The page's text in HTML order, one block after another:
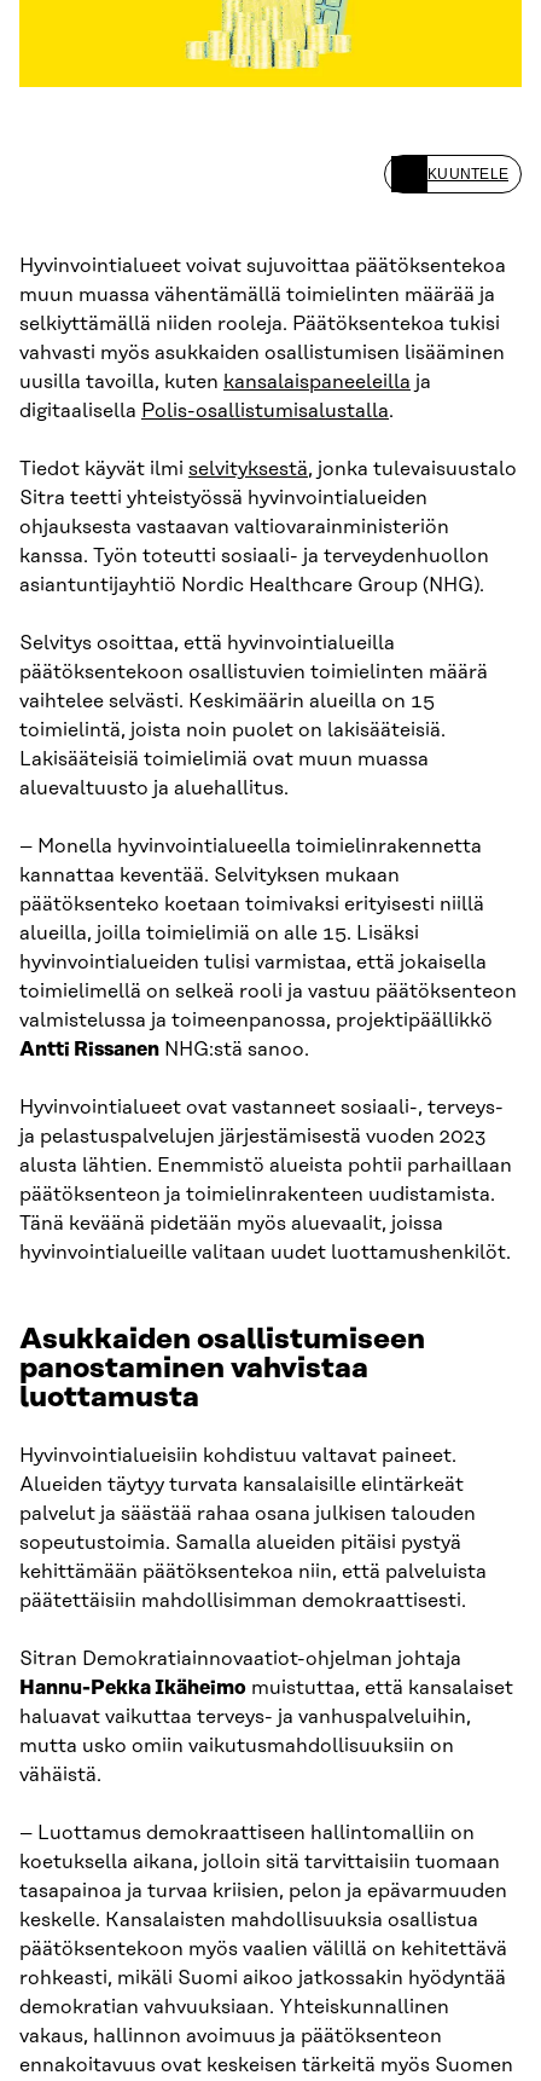
KUUNTELE
Hyvinvointialueet voivat sujuvoittaa päätöksentekoa
muun muassa vähentämällä toimielinten määrää ja
selkiyttämällä niiden rooleja. Päätöksentekoa tukisi
vahvasti myös asukkaiden osallistumisen lisääminen
uusilla tavoilla, kuten kansalaispaneeleilla ja
digitaalisella Polis-osallistumisalustalla.
Tiedot käyvät ilmi selvityksestä, jonka tulevaisuustalo
Sitra teetti yhteistyössä hyvinvointialueiden
ohjauksesta vastaavan valtiovarainministeriön
kanssa. Työn toteutti sosiaali- ja terveydenhuollon
asiantuntijayhtiö Nordic Healthcare Group (NHG).
Selvitys osoittaa, että hyvinvointialueilla
päätöksentekoon osallistuvien toimielinten määrä
vaihtelee selvästi. Keskimäärin alueilla on 15
toimielintä, joista noin puolet on lakisääteisiä.
Lakisääteisiä toimielimiä ovat muun muassa
aluevaltuusto ja aluehallitus.
– Monella hyvinvointialueella toimielinrakennetta
kannattaa keventää. Selvityksen mukaan
päätöksenteko koetaan toimivaksi erityisesti niillä
alueilla, joilla toimielimiä on alle 15. Lisäksi
hyvinvointialueiden tulisi varmistaa, että jokaisella
toimielimellä on selkeä rooli ja vastuu päätöksenteon
valmistelussa ja toimeenpanossa, projektipäällikkö
Antti Rissanen NHG:stä sanoo.
Hyvinvointialueet ovat vastanneet sosiaali-, terveys-
ja pelastuspalvelujen järjestämisestä vuoden 2023
alusta lähtien. Enemmistö alueista pohtii parhaillaan
päätöksenteon ja toimielinrakenteen uudistamista.
Tänä keväänä pidetään myös aluevaalit, joissa
hyvinvointialueille valitaan uudet luottamushenkilöt.
Asukkaiden osallistumiseen
panostaminen vahvistaa
luottamusta
Hyvinvointialueisiin kohdistuu valtavat paineet.
Alueiden täytyy turvata kansalaisille elintärkeät
palvelut ja säästää rahaa osana julkisen talouden
sopeutustoimia. Samalla alueiden pitäisi pystyä
kehittämään päätöksentekoa niin, että palveluista
päätettäisiin mahdollisimman demokraattisesti.
Sitran Demokratiainnovaatiot-ohjelman johtaja
Hannu-Pekka Ikäheimo muistuttaa, että kansalaiset
haluavat vaikuttaa terveys- ja vanhuspalveluihin,
mutta usko omiin vaikutusmahdollisuuksiin on
vähäistä.
– Luottamus demokraattiseen hallintomalliin on
koetuksella aikana, jolloin sitä tarvittaisiin tuomaan
tasapainoa ja turvaa kriisien, pelon ja epävarmuuden
keskelle. Kansalaisten mahdollisuuksia osallistua
päätöksentekoon myös vaalien välillä on kehitettävä
rohkeasti, mikäli Suomi aikoo jatkossakin hyödyntää
demokratian vahvuuksiaan. Yhteiskunnallinen
vakaus, hallinnon avoimuus ja päätöksenteon
ennakoitavuus ovat keskeisen tärkeitä myös Suomen